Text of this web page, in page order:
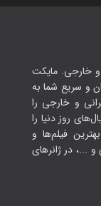
و خارجی. مایکت
و سریع شما به
و خارجی را
روز دنیا را
فیلم‌ها و
و ...، در ژانرهای